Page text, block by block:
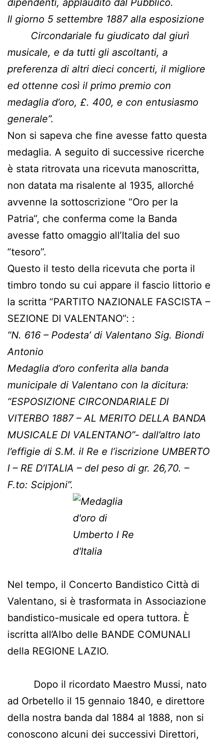
Il giorno 5 settembre 1887 alla esposizione
Circondariale fu giudicato dal giurì
musicale, e da tutti gli ascoltanti, a
preferenza di altri dieci concerti, il migliore
ed ottenne così il primo premio con
medaglia d’oro, £. 400, e con entusiasmo
generale”.
Non si sapeva che fine avesse fatto questa
medaglia. A seguito di successive ricerche
è stata ritrovata una ricevuta manoscritta,
non datata ma risalente al 1935, allorché
avvenne la sottoscrizione “Oro per la
Patria”, che conferma come la Banda
avesse fatto omaggio all’Italia del suo
“tesoro”.
Questo il testo della ricevuta che porta il
timbro tondo su cui appare il fascio littorio e
la scritta “PARTITO NAZIONALE FASCISTA –
SEZIONE DI VALENTANO”: :
“N. 616 – Podesta’ di Valentano Sig. Biondi
Antonio
Medaglia d’oro conferita alla banda
municipale di Valentano con la dicitura:
“ESPOSIZIONE CIRCONDARIALE DI
VITERBO 1887 – AL MERITO DELLA BANDA
MUSICALE DI VALENTANO”- dall’altro lato
l’effigie di S.M. il Re e l’iscrizione UMBERTO
I – RE D’ITALIA – del peso di gr. 26,70. –
F.to: Scipjoni”.
Nel tempo, il Concerto Bandistico Città di
Valentano, si è trasformata in Associazione
bandistico-musicale ed opera tuttora. È
iscritta all’Albo delle BANDE COMUNALI
della REGIONE LAZIO.
Dopo il ricordato Maestro Mussi, nato
ad Orbetello il 15 gennaio 1840, e direttore
della nostra banda dal 1884 al 1888, non si
conoscono alcuni dei successivi Direttori,